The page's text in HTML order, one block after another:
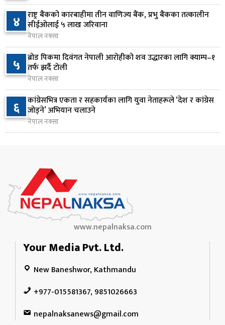
८
कृषि क्षेत्रलाई आत्मनिर्भर बनाउने लक्ष्यसहित राष्ट्रिय कृषि
नीति २०८३ जारी
१ दिन अघि
९ नेपाल टेलिकमले बक्यौता महसुलमा जरिवाना छुट दिने
१ दिन अघि
१०
नेपाल फार्मेसी परिषद्को अध्यक्षमा डा. कादिर आलम
नियुक्त
१ दिन अघि
४ राष्ट्र बैंकको कारबाहीमा तीन वाणिज्य बैंक, प्रभु बैंकका तत्कालीन
सीईओलाई ५ लाख जरिवाना
नेपाल नक्सा
५ ब्रोड पिकमा दिवंगत नेपाली आरोहीको शव उद्धारका लागि क्याम्प–१
तर्फ झर्दै टोली
नेपाल नक्सा
६ कांग्रेसभित्र एकता र सहकार्यका लागि युवा नेताहरूले ‘देश र कांग्रेस
जोड्ने’ अभियान चलाउने
नेपाल नक्सा
www.nepalnaksa.com
Your Media Pvt. Ltd.
New Baneshwor, Kathmandu
+977-015581367, 9851026663
nepalnaksanews@gmail.com